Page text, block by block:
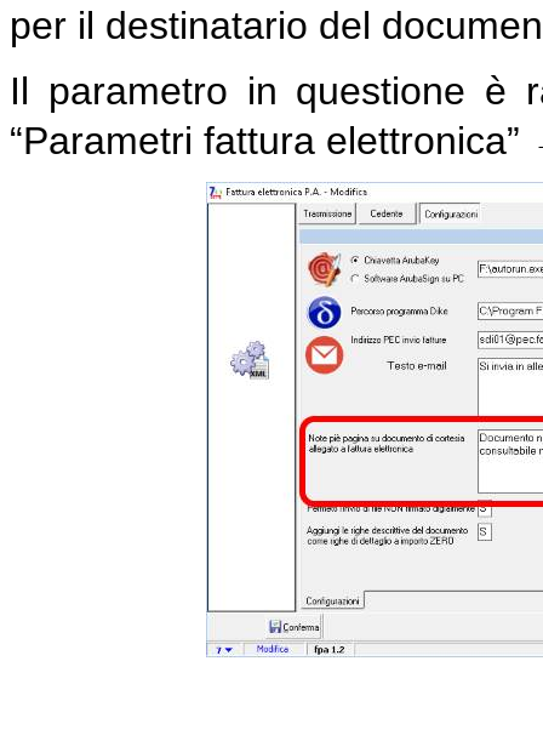
per il destinatario del
Il parametro in questione è
“Parametri fattura elettronica”